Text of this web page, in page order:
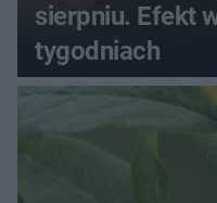
sierpniu. Efekt
tygodniach